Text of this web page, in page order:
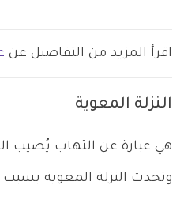
اقرأ المزيد من التفاصيل عن
النزلة المعوية
هي عبارة عن التهاب يُصيب
وتحدث النزلة المعوية بسبب